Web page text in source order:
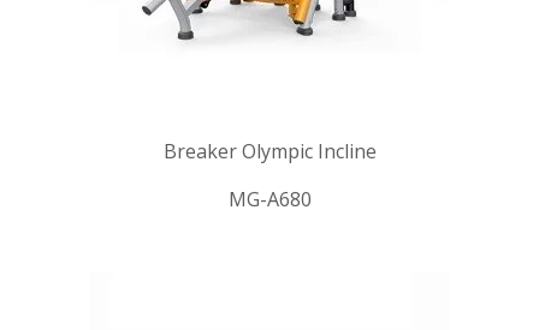
Breaker Olympic Incline
MG-A680